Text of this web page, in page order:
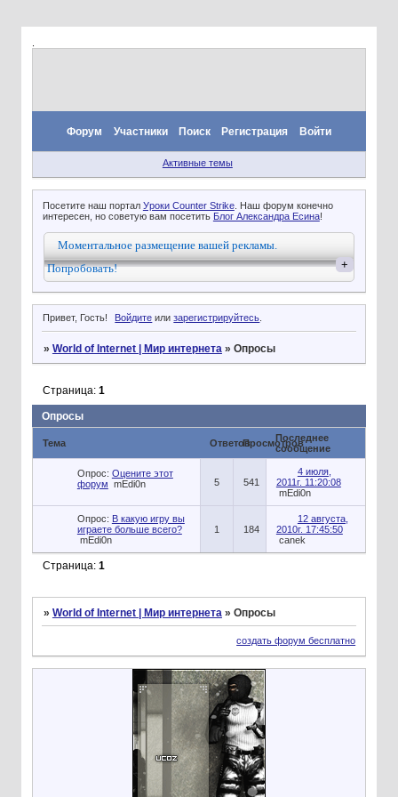
Форум Участники Поиск Регистрация Войти
Активные темы
Посетите наш портал Уроки Counter Strike. Наш форум конечно
интересен, но советую вам посетить Блог Александра Есина!
Моментальное размещение вашей рекламы.
Попробовать!
+
Привет, Гость! Войдите илизарегистрируйтесь.
» World of Internet | Мир интернета » Опросы
Опросы
Страница: 1
Тема ОтветовПросмотровПоследнее
сообщение
Опрос: Оцените этот
форум mEdi0n 5 541
4 июля,
2011г. 11:20:08
mEdi0n
Опрос: В какую игру вы
играете больше всего?
mEdi0n
1 184
12 августа,
2010г. 17:45:50
canek
Страница: 1
» World of Internet | Мир интернета » Опросы
создать форум бесплатно